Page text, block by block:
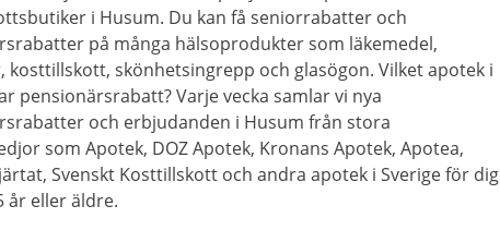
i Husum. Du kan få seniorrabatter och
på många hälsoprodukter som läkemedel,
kosttillskott, skönhetsingrepp och glasögon. Vilket apotek i
pensionärsrabatt? Varje vecka samlar vi nya
och erbjudanden i Husum från stora
som Apotek, DOZ Apotek, Kronans Apotek, Apotea,
Svenskt Kosttillskott och andra apotek i Sverige för dig
år eller äldre.